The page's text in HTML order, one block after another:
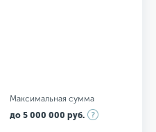
Максимальная сумма
до 5 000 000 руб.